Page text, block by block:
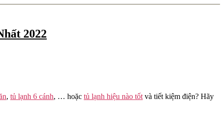
2022
, tủ lạnh 6 cánh, … hoặc tủ lạnh hiệu nào tốt và tiết kiệm điện? Hãy